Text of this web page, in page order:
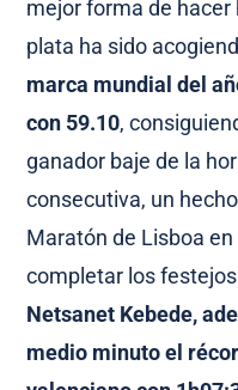
mejor forma de hacer
plata ha sido
marca mundial del
con 59.10,
ganador baje de la
consecutiva, un
Maratón de Lisboa
completar los
Netsanet Kebede,
medio minuto el